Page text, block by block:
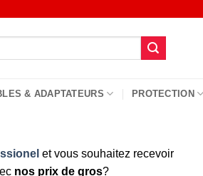
& ADAPTATEURS PROTECTION
et vous souhaitez recevoir
nos prix de gros?